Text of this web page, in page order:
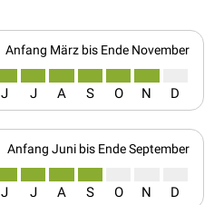
Anfang März bis Ende November
J J A S O N D
Anfang Juni bis Ende September
J J A S O N D